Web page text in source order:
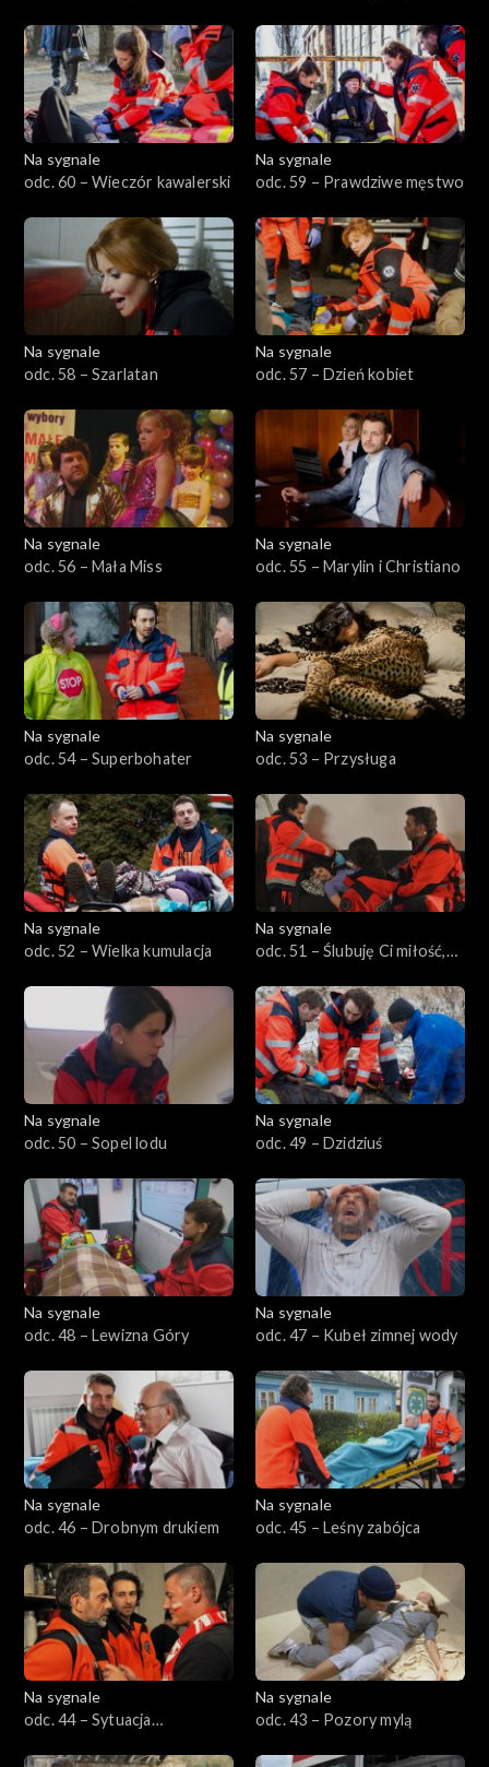
Na sygnale
odc. 60 – Wieczór kawalerski
Na sygnale
odc. 59 – Prawdziwe męstwo
Na sygnale
odc. 58 – Szarlatan
Na sygnale
odc. 57 – Dzień kobiet
Na sygnale
odc. 56 – Mała Miss
Na sygnale
odc. 55 – Marylin i Christiano
Na sygnale
odc. 54 – Superbohater
Na sygnale
odc. 53 – Przysługa
Na sygnale
odc. 52 – Wielka kumulacja
Na sygnale
odc. 51 – Ślubuję Ci miłość,
Na sygnale
odc. 50 – Sopel lodu
Na sygnale
odc. 49 – Dzidziuś
Na sygnale
odc. 48 – Lewizna Góry
Na sygnale
odc. 47 – Kubeł zimnej wody
Na sygnale
odc. 46 – Drobnym drukiem
Na sygnale
odc. 45 – Leśny zabójca
Na sygnale
odc. 44 – Sytuacja
Na sygnale
odc. 43 – Pozory mylą